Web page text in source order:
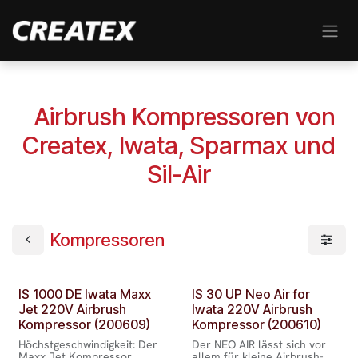
Airbrush Kompressoren von
Createx, Iwata, Sparmax und
Sil-Air
Kompressoren
IS 1000 DE Iwata Maxx
Jet 220V Airbrush
Kompressor (200609)
Höchstgeschwindigkeit: Der
IS 30 UP Neo Air for
Iwata 220V Airbrush
Kompressor (200610)
Der NEO AIR lässt sich vor